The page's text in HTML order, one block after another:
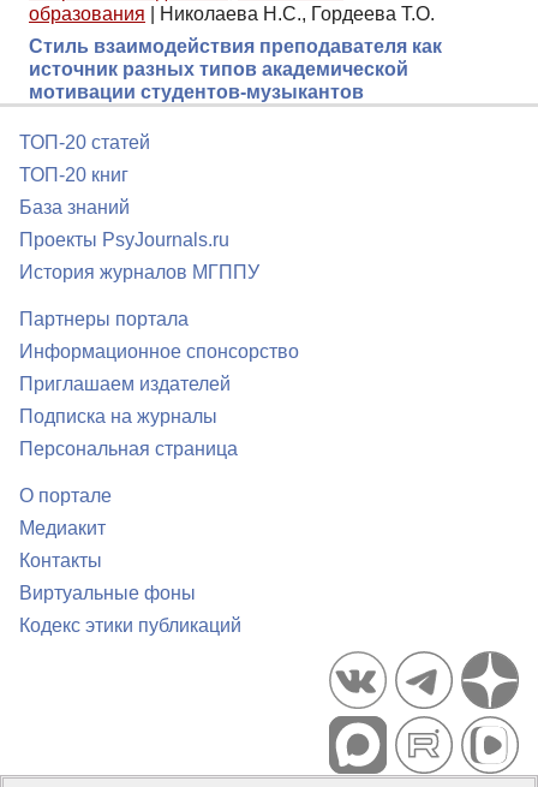
образования
Николаева Н.С., Гордеева Т.О.
Стиль взаимодействия преподавателя как
источник разных типов академической
мотивации студентов-музыкантов
ТОП-20 статей
ТОП-20 книг
База знаний
Проекты PsyJournals.ru
История журналов МГППУ
Партнеры портала
Информационное спонсорство
Приглашаем издателей
Подписка на журналы
Персональная страница
О портале
Медиакит
Контакты
Виртуальные фоны
Кодекс этики публикаций